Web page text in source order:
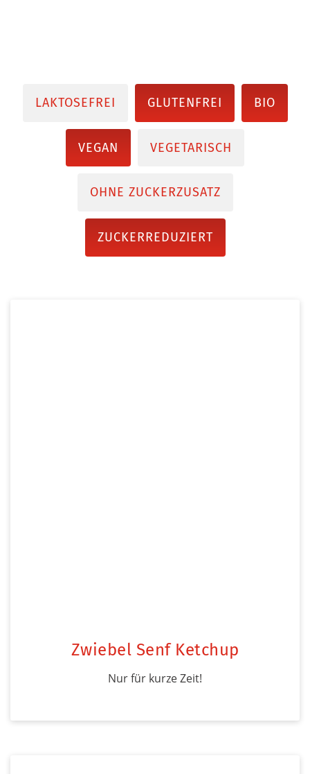
LAKTOSEFREI GLUTENFREI BIO
VEGAN VEGETARISCH
OHNE ZUCKERZUSATZ
ZUCKERREDUZIERT
Zwiebel Senf Ketchup
Nur für kurze Zeit!